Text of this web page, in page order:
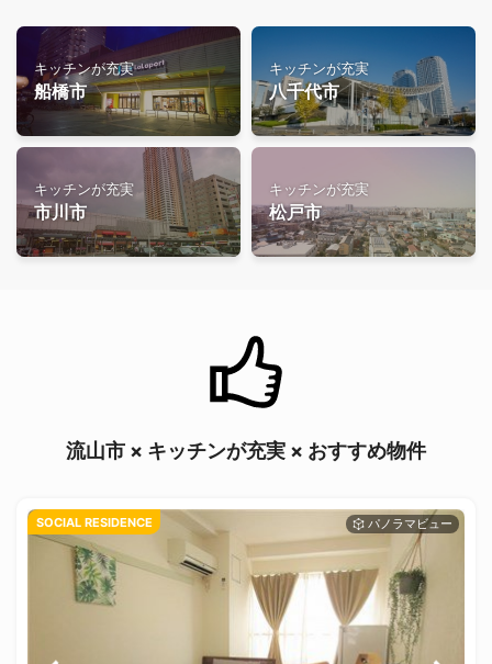
キッチンが充実
船橋市
キッチンが充実
八千代市
キッチンが充実
市川市
キッチンが充実
松戸市
流山市 × キッチンが充実 × おすすめ物件
SOCIAL RESIDENCE